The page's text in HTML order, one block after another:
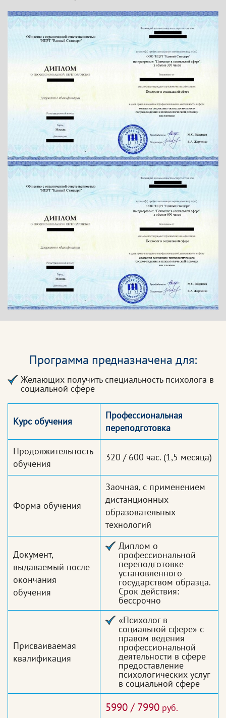
Программа предназначена для:
Желающих получить специальность психолога в
социальной сфере
Курс обучения
Профессиональная
переподготовка
Продолжительность
обучения
320 / 600 час. (1,5 месяца)
Форма обучения
Заочная, с применением
дистанционных
образовательных
технологий
Документ,
выдаваемый после
окончания
обучения
Диплом о
профессиональной
переподготовке
установленного
государством образца.
Срок действия:
бессрочно
Присваиваемая
квалификация
«Психолог в
социальной сфере» с
правом ведения
профессиональной
деятельности в сфере
предоставление
психологических услуг
в социальной сфере
5990 / 7990 руб.